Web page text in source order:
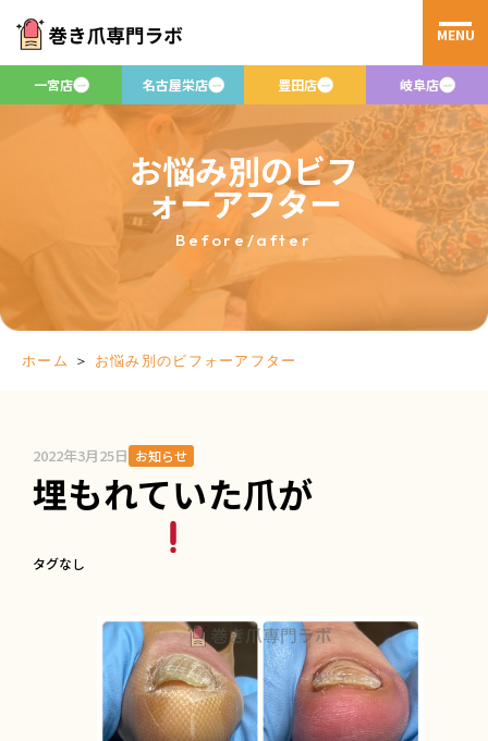
MENU
一宮店 名古屋栄店 豊田店 岐阜店
お悩み別のビフ
ォーアフター
Before/after
ホーム ＞ お悩み別のビフォーアフター
2022年3月25日 お知らせ
埋もれていた爪が
タグなし